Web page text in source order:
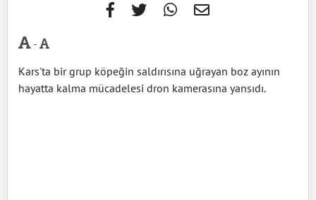
-
Kars'ta bir grup köpeğin saldırısına uğrayan boz ayının
hayatta kalma mücadelesi dron kamerasına yansıdı.